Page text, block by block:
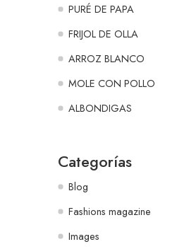
PURÉ DE PAPA
FRIJOL DE OLLA
ARROZ BLANCO
MOLE CON POLLO
ALBONDIGAS
Categorías
Blog
Fashions magazine
Images